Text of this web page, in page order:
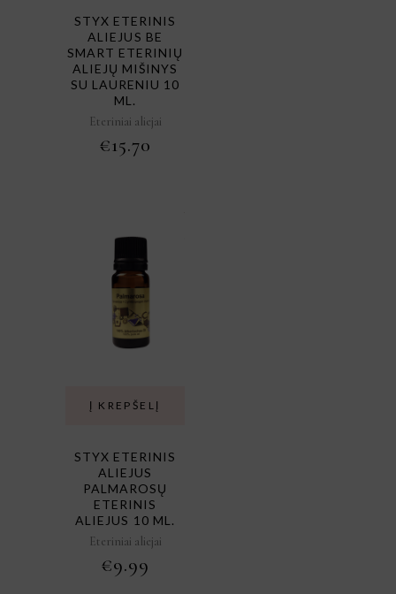
STYX ETERINIS
ALIEJUS BE
SMART ETERINIŲ
ALIEJŲ MIŠINYS
SU LAURENIU 10
ML.
Eteriniai aliejai
€15.70
Į KREPŠELĮ
STYX ETERINIS
ALIEJUS
PALMAROSŲ
ETERINIS
ALIEJUS 10 ML.
Eteriniai aliejai
€9.99